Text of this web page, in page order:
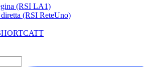
(RSI LA1)
(RSI ReteUno)